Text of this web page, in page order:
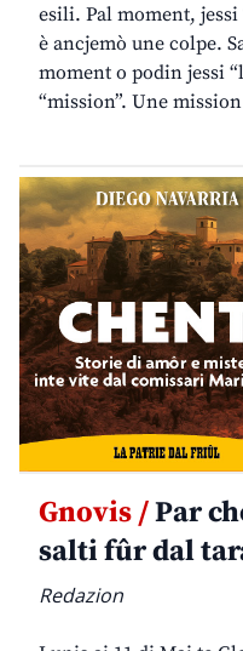
esili. Pal moment,
è ancjemò une colpe.
moment o podin jessi
“mission”. Une
Gnovis /Par
salti fûr dal
Redazion